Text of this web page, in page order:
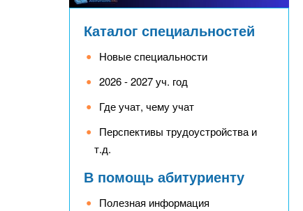
Каталог специальностей
Новые специальности
2026 - 2027 уч. год
Где учат, чему учат
Перспективы трудоустройства и
т.д.
В помощь абитуриенту
Полезная информация